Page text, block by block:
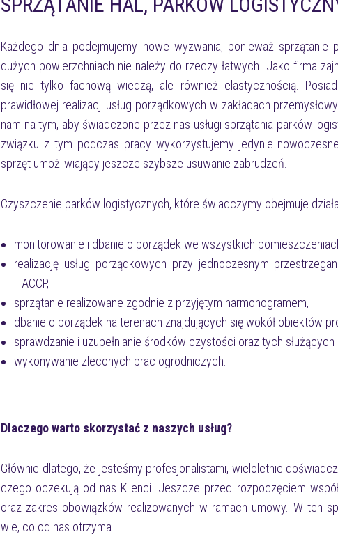
Każdego dnia podejmujemy nowe wyzwania, ponieważ
dużych powierzchniach nie należy do rzeczy łatwych. Jako firma
się nie tylko fachową wiedzą, ale również elastycznością.
prawidłowej realizacji usług porządkowych w zakładach
nam na tym, aby świadczone przez nas usługi sprzątania parków
związku z tym podczas pracy wykorzystujemy jedynie
sprzęt umożliwiający jeszcze szybsze usuwanie zabrudzeń.
Czyszczenie parków logistycznych, które świadczymy obejmuje
monitorowanie i dbanie o porządek we wszystkich
realizację usług porządkowych przy jednoczesnym
HACCP,
sprzątanie realizowane zgodnie z przyjętym harmonogramem,
dbanie o porządek na terenach znajdujących się wokół obiektów
sprawdzanie i uzupełnianie środków czystości oraz tych
wykonywanie zleconych prac ogrodniczych.
Dlaczego warto skorzystać z naszych usług?
Głównie dlatego, że jesteśmy profesjonalistami, wieloletnie
czego oczekują od nas Klienci. Jeszcze przed rozpoczęciem
oraz zakres obowiązków realizowanych w ramach umowy. W ten
wie, co od nas otrzyma.